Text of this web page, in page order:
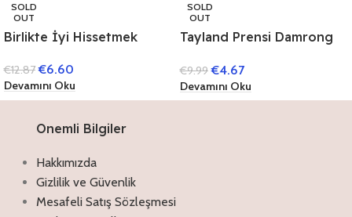
SOLD
OUT
Birlikte İyi Hissetmek
Koymanın Sırrı
€12.87 €6.60
Devamını Oku
SOLD
OUT
Tayland Prensi Damrong
Osmanlı
€9.99 €4.67
Devamını Oku
Onemli Bilgiler
Hakkımızda
Gizlilik ve Güvenlik
Mesafeli Satış Sözleşmesi